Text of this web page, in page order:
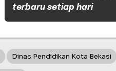
terbaru setiap hari
Dinas Pendidikan Kota Bekasi